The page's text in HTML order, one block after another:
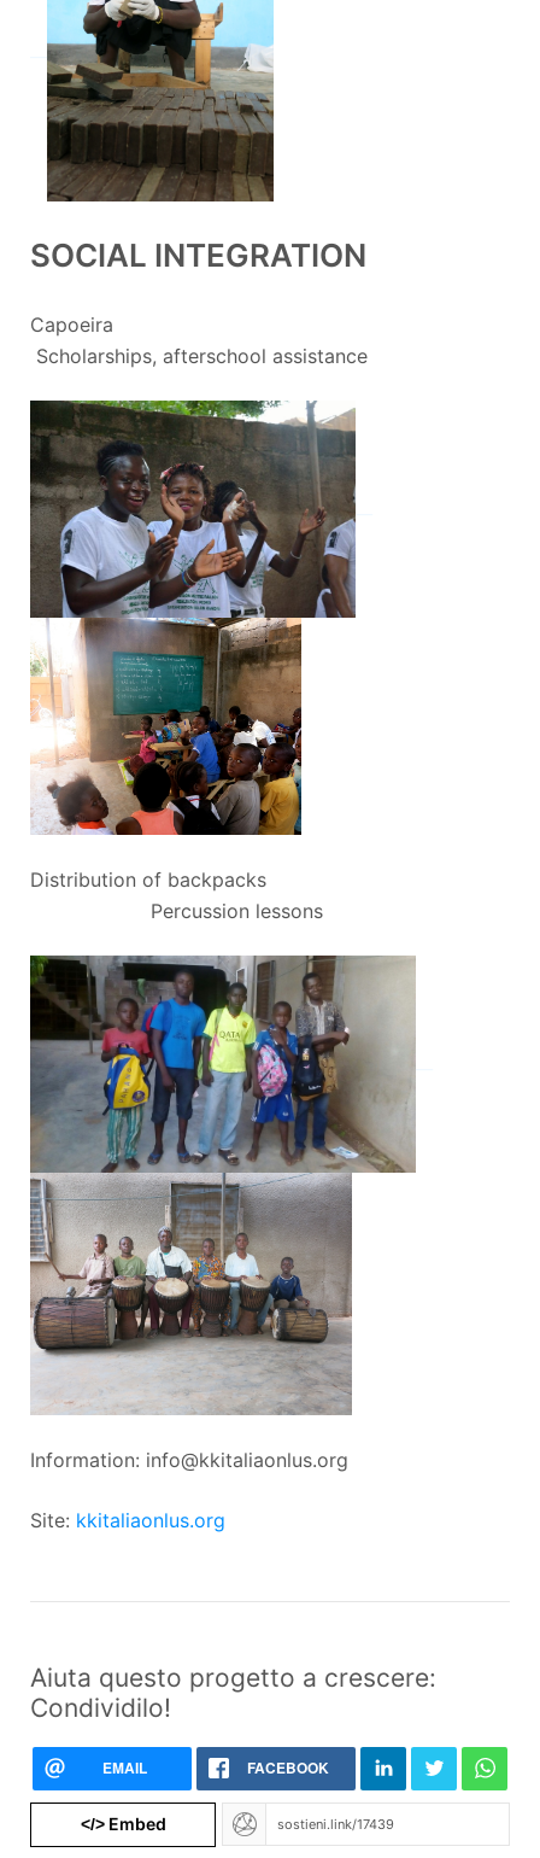
SOCIAL INTEGRATION
Capoeira
Scholarships, afterschool assistance
Distribution of backpacks
Percussion lessons
Information: info@kkitaliaonlus.org
Site: kkitaliaonlus.org
Aiuta questo progetto a crescere:
Condividilo!
EMAIL FACEBOOK
</>Embed